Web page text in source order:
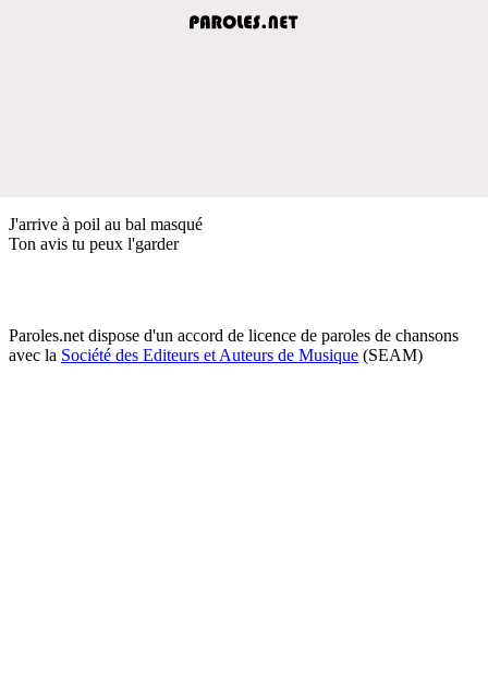
J'arrive à poil au bal masqué
Ton avis tu peux l'garder
Paroles.net dispose d'un accord de licence de paroles de chansons
avec la Société des Editeurs et Auteurs de Musique (SEAM)